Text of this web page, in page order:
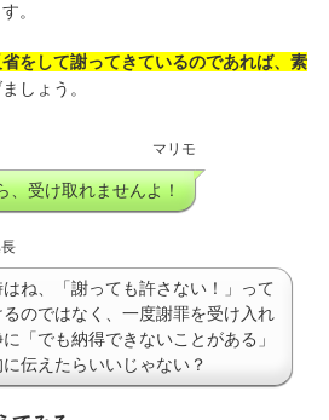
。
をして謝ってきているのであれば、素
しょう。
マリモ
、受け取れませんよ！
はね、「謝っても許さない！」って
るのではなく、一度謝罪を受け入れ
「でも納得できないことがある」
に伝えたらいいじゃない？